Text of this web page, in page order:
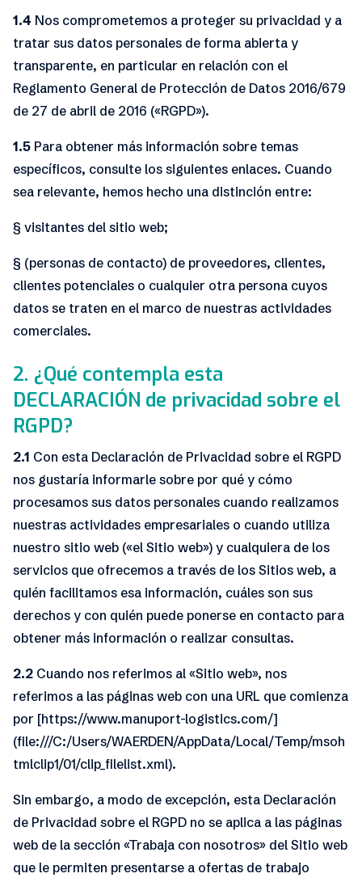
1.4 Nos comprometemos a proteger su privacidad y a
tratar sus datos personales de forma abierta y
transparente, en particular en relación con el
Reglamento General de Protección de Datos 2016/679
de 27 de abril de 2016 («RGPD»).
1.5 Para obtener más información sobre temas
específicos, consulte los siguientes enlaces. Cuando
sea relevante, hemos hecho una distinción entre:
§ visitantes del sitio web;
§ (personas de contacto) de proveedores, clientes,
clientes potenciales o cualquier otra persona cuyos
datos se traten en el marco de nuestras actividades
comerciales.
2. ¿Qué contempla esta
DECLARACIÓN de privacidad sobre el
RGPD?
2.1 Con esta Declaración de Privacidad sobre el RGPD
nos gustaría informarle sobre por qué y cómo
procesamos sus datos personales cuando realizamos
nuestras actividades empresariales o cuando utiliza
nuestro sitio web («el Sitio web») y cualquiera de los
servicios que ofrecemos a través de los Sitios web, a
quién facilitamos esa información, cuáles son sus
derechos y con quién puede ponerse en contacto para
obtener más información o realizar consultas.
2.2 Cuando nos referimos al «Sitio web», nos
referimos a las páginas web con una URL que comienza
por [https://www.manuport-logistics.com/]
(file:///C:/Users/WAERDEN/AppData/Local/Temp/msoh
tmlclip1/01/clip_filelist.xml).
Sin embargo, a modo de excepción, esta Declaración
de Privacidad sobre el RGPD no se aplica a las páginas
web de la sección «Trabaja con nosotros» del Sitio web
que le permiten presentarse a ofertas de trabajo